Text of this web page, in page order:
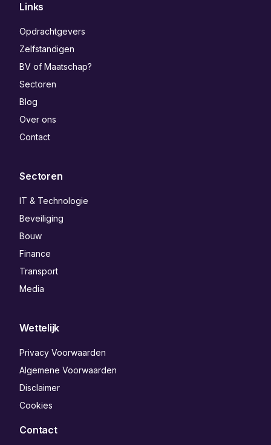
Links
Opdrachtgevers
Zelfstandigen
BV of Maatschap?
Sectoren
Blog
Over ons
Contact
Sectoren
IT & Technologie
Beveiliging
Bouw
Finance
Transport
Media
Wettelijk
Privacy Voorwaarden
Algemene Voorwaarden
Disclaimer
Cookies
Contact